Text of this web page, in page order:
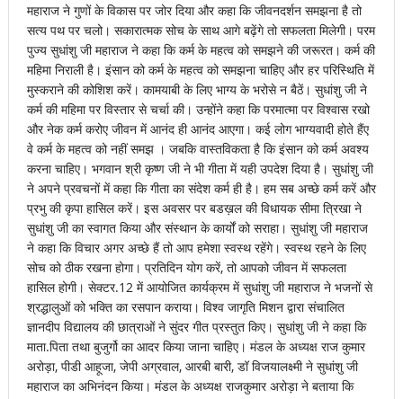
महाराज ने गुणों के विकास पर जोर दिया और कहा कि जीवनदर्शन समझना है तो
सत्य पथ पर चलो। सकारात्मक सोच के साथ आगे बढ़ेंगे तो सफलता मिलेगी। परम
पुज्य सुधांशु जी महाराज ने कहा कि कर्म के महत्व को समझने की जरूरत। कर्म की
महिमा निराली है। इंसान को कर्म के महत्व को समझना चाहिए और हर परिस्थिति में
मुस्कराने की कोशिश करें। कामयाबी के लिए भाग्य के भरोसे न बैठें। सुधांशु जी ने
कर्म की महिमा पर विस्तार से चर्चा की। उन्होंने कहा कि परमात्मा पर विश्वास रखो
और नेक कर्म करोए जीवन में आनंद ही आनंद आएगा। कई लोग भाग्यवादी होते हैंए
वे कर्म के महत्व को नहीं समझ । जबकि वास्तविकता है कि इंसान को कर्म अवश्य
करना चाहिए। भगवान श्री कृष्ण जी ने भी गीता में यही उपदेश दिया है। सुधांशु जी
ने अपने प्रवचनों में कहा कि गीता का संदेश कर्म ही है। हम सब अच्छे कर्म करें और
प्रभु की कृपा हासिल करें। इस अवसर पर बडख़ल की विधायक सीमा त्रिखा ने
सुधांशु जी का स्वागत किया और संस्थान के कार्यों को सराहा। सुधांशु जी महाराज
ने कहा कि विचार अगर अच्छे हैं तो आप हमेशा स्वस्थ रहेंगे। स्वस्थ रहने के लिए
सोच को ठीक रखना होगा। प्रतिदिन योग करें, तो आपको जीवन में सफलता
हासिल होगी। सेक्टर.12 में आयोजित कार्यक्रम में सुधांशु जी महाराज ने भजनों से
श्रद्धालुओं को भक्ति का रसपान कराया। विश्व जागृति मिशन द्वारा संचालित
ज्ञानदीप विद्यालय की छात्राओं ने सुंदर गीत प्रस्तुत किए। सुधांशु जी ने कहा कि
माता.पिता तथा बुजुर्गो का आदर किया जाना चाहिए। मंडल के अध्यक्ष राज कुमार
अरोड़ा, पीडी आहूजा, जेपी अग्रवाल, आरबी बारी, डॉ विजयालक्ष्मी ने सुधांशु जी
महाराज का अभिनंदन किया। मंडल के अध्यक्ष राजकुमार अरोड़ा ने बताया कि